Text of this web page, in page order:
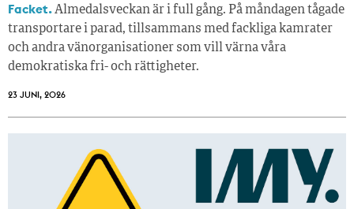
Facket.Almedalsveckan är i full gång. På måndagen tågade
transportare i parad, tillsammans med fackliga kamrater
och andra vänorganisationer som vill värna våra
demokratiska fri- och rättigheter.
23 JUNI, 2026